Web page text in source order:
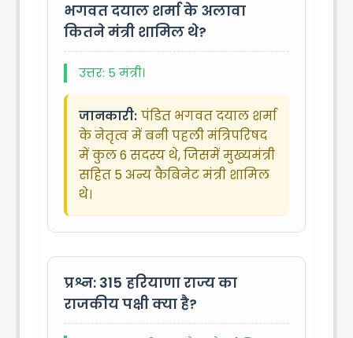
भगवत दयाल शर्मा के अलावा
कितने मंत्री शामिल थे?
उत्तर: 5 मंत्री।
जानकारी: पंडित भगवत दयाल शर्मा
के नेतृत्व में बनी पहली मंत्रिपरिषद
में कुल 6 सदस्य थे, जिसमें मुख्यमंत्री
सहित 5 अन्य कैबिनेट मंत्री शामिल
थे।
प्रश्न: 315 हरियाणा राज्य का
राजकीय पक्षी क्या है?